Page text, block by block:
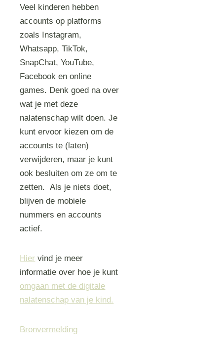
Veel kinderen hebben
accounts op platforms
zoals Instagram,
Whatsapp, TikTok,
SnapChat, YouTube,
Facebook en online
games. Denk goed na over
wat je met deze
nalatenschap wilt doen. Je
kunt ervoor kiezen om de
accounts te (laten)
verwijderen, maar je kunt
ook besluiten om ze om te
zetten. Als je niets doet,
blijven de mobiele
nummers en accounts
actief.
Hier vind je meer
informatie over hoe je kunt
omgaan met de digitale
nalatenschap van je kind.
Bronvermelding